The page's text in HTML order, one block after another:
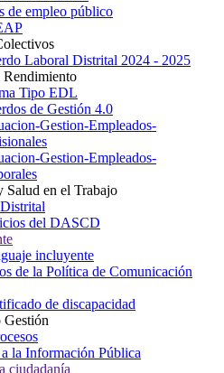
de empleo público
Laboral Distrital 2024 - 2025
Rendimiento
Tipo EDL
de Gestión 4.0
Gestion-Empleados-
Gestion-Empleados-
Salud en el Trabajo
del DASCD
incluyente
de la Política de Comunicación
de discapacidad
Gestión
la Información Pública
ciudadanía